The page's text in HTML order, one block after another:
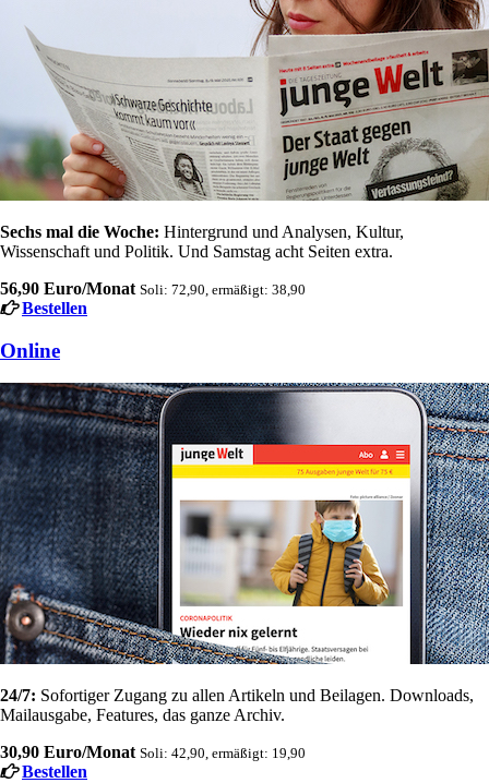
Sechs mal die Woche: Hintergrund und Analysen, Kultur,
Wissenschaft und Politik. Und Samstag acht Seiten extra.
56,90 Euro/Monat Soli: 72,90, ermäßigt: 38,90
Bestellen
Online
24/7: Sofortiger Zugang zu allen Artikeln und Beilagen. Downloads,
Mailausgabe, Features, das ganze Archiv.
30,90 Euro/Monat Soli: 42,90, ermäßigt: 19,90
Bestellen